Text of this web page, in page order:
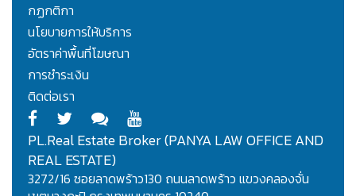
กฏกติกา
นโยบายการให้บริการ
อัตราค่าพื้นที่โฆษณา
การชำระเงิน
ติดต่อเรา
PL.Real Estate Broker (PANYA LAW OFFICE AND
REAL ESTATE)
3272/16 ซอยลาดพร้าว130 ถนนลาดพร้าว แขวงคลองจั่น